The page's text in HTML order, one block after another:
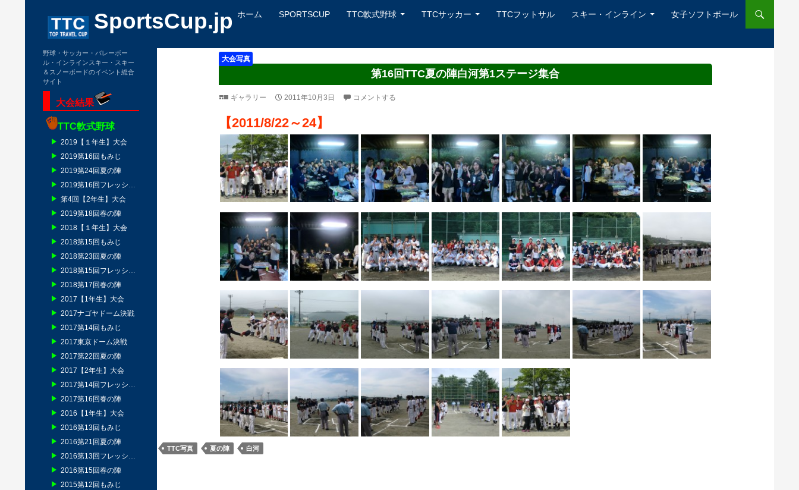
SportsCup.jp
ホーム
SPORTSCUP TTC軟式野球 TTCサッカー TTCフットサル スキー・インライン 女子ソフトボール
大会写真
第16回TTC夏の陣白河第1ステージ集合
ギャラリー 2011年10月3日 コメントする
【2011/8/22～24】
TTC写真 夏の陣 白河
野球・サッカー・バレーボー
ル・インラインスキー・スキー
＆スノーボードのイベント総合
サイト
大会結果
TTC軟式野球
2019【１年生】大会
2019第16回もみじ
2019第24回夏の陣
2019第16回フレッシュマン
第4回【2年生】大会
2019第18回春の陣
2018【１年生】大会
2018第15回もみじ
2018第23回夏の陣
2018第15回フレッシュマン
2018第17回春の陣
2017【1年生】大会
2017ナゴヤドーム決戦
2017第14回もみじ
2017東京ドーム決戦
2017第22回夏の陣
2017【2年生】大会
2017第14回フレッシュマン
2017第16回春の陣
2016【1年生】大会
2016第13回もみじ
2016第21回夏の陣
2016第13回フレッシュマン
2016第15回春の陣
2015第12回もみじ